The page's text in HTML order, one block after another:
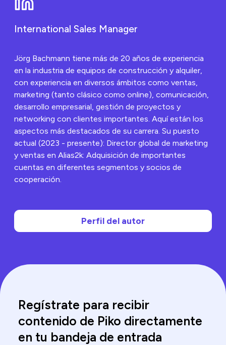
cinco errores
cometen los gestores
de flotas debido a una
IA puede
solucionarlos.
International Sales Manager
Jörg Bachmann tiene más de 20 años de experiencia
en la industria de equipos de construcción y alquiler,
con experiencia en diversos ámbitos como ventas,
marketing (tanto clásico como online), comunicación,
desarrollo empresarial, gestión de proyectos y
networking con clientes importantes. Aquí están los
aspectos más destacados de su carrera. Su puesto
actual (2023 - presente): Director global de marketing
y ventas en Alias2k: Adquisición de importantes
cuentas en diferentes segmentos y socios de
cooperación.
Perfil del autor
Regístrate para recibir
contenido de Piko directamente
en tu bandeja de entrada